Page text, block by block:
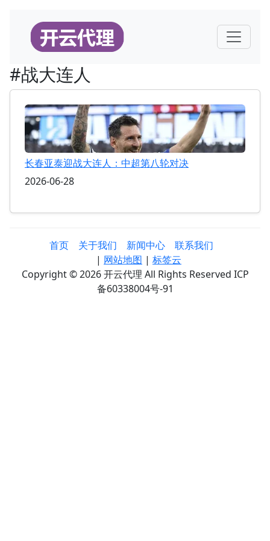
#战大连人
长春亚泰迎战大连人：中超第八轮对决
2026-06-28
首页 关于我们 新闻中心
联系我们
| 网站地图 | 标签云
Copyright © 2026 开云代理 All Rights Reserved ICP
备60338004号-91